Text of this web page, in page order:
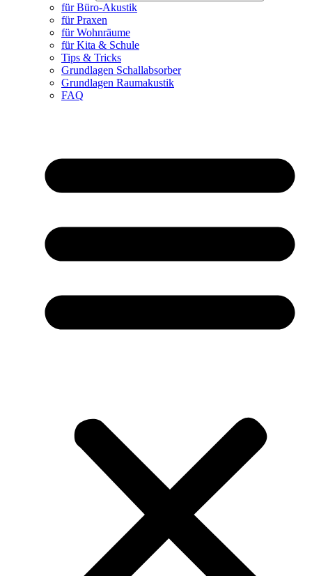
für Büro-Akustik
für Praxen
für Wohnräume
für Kita & Schule
Tips & Tricks
Grundlagen Schallabsorber
Grundlagen Raumakustik
FAQ